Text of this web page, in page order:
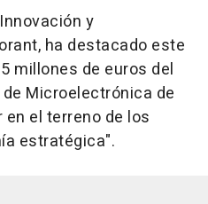
y
ha destacado este
millones de euros del
Microelectrónica de
el terreno de los
estratégica".